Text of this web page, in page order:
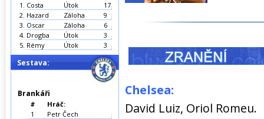
Chelsea:
David Luiz, Oriol Romeu.
1. Costa Útok
17
2. Hazard Záloha
9
3. Oscar Záloha
6
4. Drogba Útok
3
5. Rémy Útok 3
Sestava:
Brankáři
#
Hráč:
1
Petr Čech